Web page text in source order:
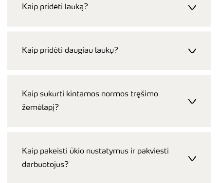
Kaip pridėti lauką?
Kaip pridėti daugiau laukų?
Kaip sukurti kintamos normos tręšimo
žemėlapį?
Kaip pakeisti ūkio nustatymus ir pakviesti
darbuotojus?